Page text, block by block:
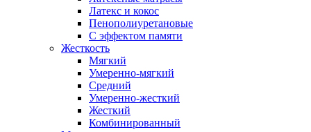
Латекс и кокос
Пенополиуретановые
С эффектом памяти
Жесткость
Мягкий
Умеренно-мягкий
Средний
Умеренно-жесткий
Жесткий
Комбинированный